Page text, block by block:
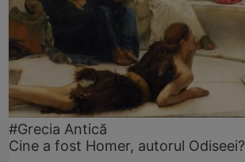
#Grecia Antică
Cine a fost Homer, autorul Odiseei?